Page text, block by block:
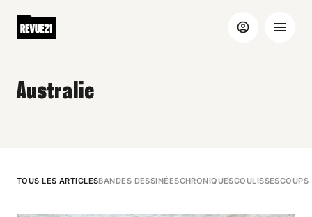
Australie
TOUS LES ARTICLESBANDES DESSINÉESCHRONIQUESCOULISSESCOUPS